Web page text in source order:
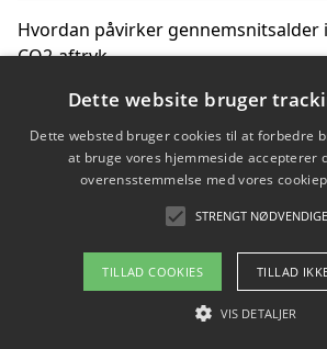
Hvordan påvirker gennemsnitsalder
CO2-aftryk
Hvordan nyheder om CO2-udledning
hverdag
Om / kontakt
Blog
Dette website bruger
Dette websted bruger cookies til at forbedre
at bruge vores hjemmeside accepterer
overensstemmelse med vores
STRENGT NØDVENDIGE
TILLAD COOKIES TILLAD
VIS DETALJER